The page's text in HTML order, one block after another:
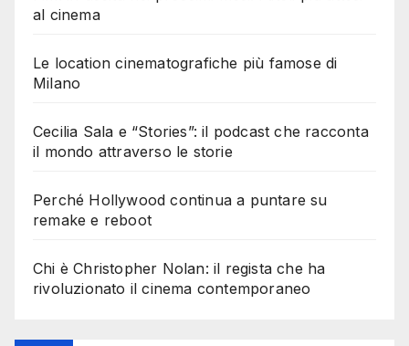
al cinema
Le location cinematografiche più famose di
Milano
Cecilia Sala e “Stories”: il podcast che racconta
il mondo attraverso le storie
Perché Hollywood continua a puntare su
remake e reboot
Chi è Christopher Nolan: il regista che ha
rivoluzionato il cinema contemporaneo